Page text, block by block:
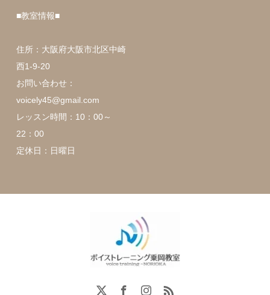
■教室情報■
住所：大阪府大阪市北区中崎
西1-9-20
お問い合わせ：
voicely45@gmail.com
レッスン時間：10：00～
22：00
定休日：日曜日